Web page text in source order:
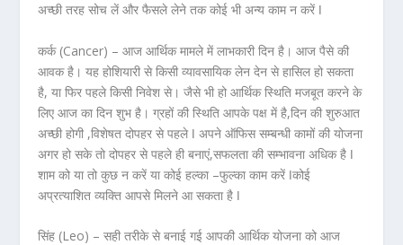
अच्छी तरह सोच लें और फैसले लेने तक कोई भी अन्य काम न करें ǀ
कर्क (Cancer) – आज आर्थिक मामले में लाभकारी दिन है। आज पैसे की
आवक है। यह होशियारी से किसी व्यावसायिक लेन देन से हासिल हो सकता
है, या फिर पहले किसी निवेश से। जैसे भी हो आर्थिक स्थिति मजबूत करने के
लिए आज का दिन शुभ है। ग्रहों की स्थिति आपके पक्ष में है,दिन की शुरुआत
अच्छी होगी ,विशेषत दोपहर से पहले ǀ अपने ऑफिस सम्बन्धी कामों की योजना
अगर हो सके तो दोपहर से पहले ही बनाएं,सफलता की सम्भावना अधिक है ǀ
शाम को या तो कुछ न करें या कोई हल्का –फुल्का काम करें ǀकोई
अप्रत्याशित व्यक्ति आपसे मिलने आ सकता है ǀ
सिंह (Leo) –सही तरीके से बनाई गई आपकी आर्थिक योजना को आज